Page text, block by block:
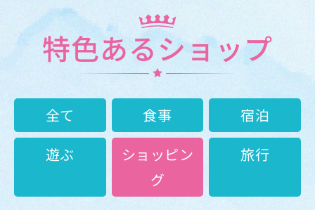
特色あるショップ
全て 食事
宿泊
遊ぶ
ショッピン
グ
旅行